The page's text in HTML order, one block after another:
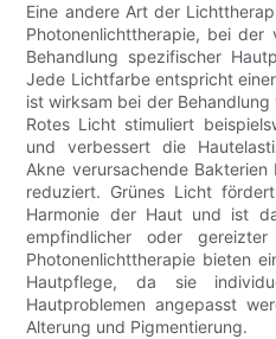
Eine andere Art der
Photonenlichttherapie, bei der
Behandlung spezifischer
Jede Lichtfarbe entspricht
ist wirksam bei der
Rotes Licht stimuliert
und verbessert die
Akne verursachende
reduziert. Grünes Licht
Harmonie der Haut und ist
empfindlicher oder
Photonenlichttherapie bieten
Hautpflege, da sie
Hautproblemen angepasst
Alterung und Pigmentierung.